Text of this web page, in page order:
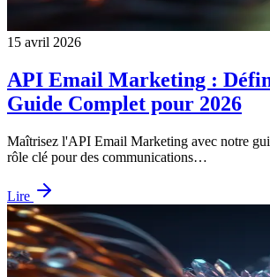
15 avril 2026
API Email Marketing :
Guide Complet pour 2026
Maîtrisez l'API Email Marketing avec notre
rôle clé pour des communications…
Lire